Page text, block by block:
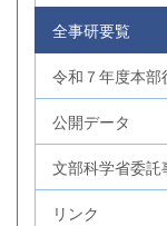
全事研要覧
令和７年度本部
公開データ
文部科学省委託
リンク